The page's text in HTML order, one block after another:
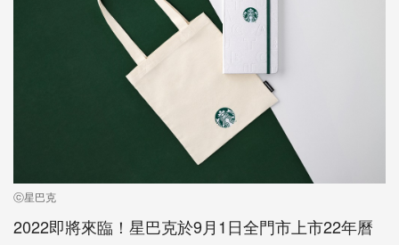
ⓒ星巴克
2022即將來臨！星巴克於9月1日全門市上市22年曆